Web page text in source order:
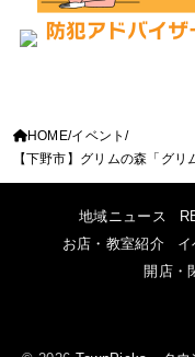
HOME イベント
【下野市】グリムの森「グ
地域ニュース
お店・教室紹介
イ
開店・